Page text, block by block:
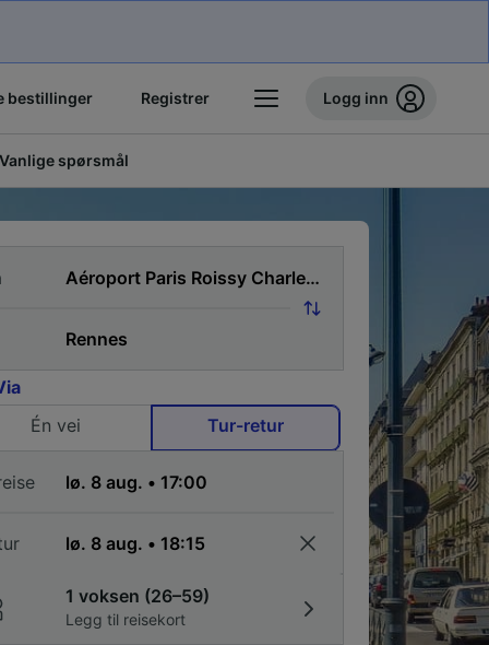
bestillinger Registrer Logg inn
Vanlige spørsmål
Én vei
Tur-retur
1 voksen (26–59)
Legg til reisekort